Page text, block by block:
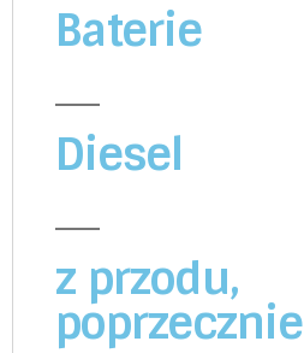
Baterie
Diesel
z przodu,
poprzecznie